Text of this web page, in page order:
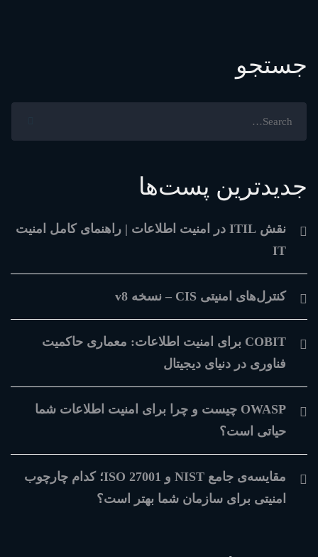
جستجو
جدیدترین پست‌ها
نقش ITIL در امنیت اطلاعات | راهنمای کامل امنیت
IT
کنترل‌های امنیتی CIS – نسخه v8
COBIT برای امنیت اطلاعات: معماری حاکمیت
فناوری در دنیای دیجیتال
OWASP چیست و چرا برای امنیت اطلاعات شما
حیاتی است؟
مقایسه‌ی جامع NIST و ISO 27001؛ کدام چارچوب
امنیتی برای سازمان شما بهتر است؟